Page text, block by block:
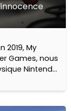
2019, My
Games, nous
Nintendo
de